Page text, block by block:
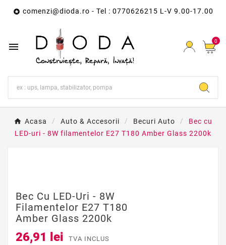
 comenzi@dioda.ro - Tel : 0770626215 L-V 9.00-17.00
 0
Acasa Auto & Accesorii Becuri Auto
Bec cu
LED-uri - 8W filamentelor E27 T180 Amber Glass 2200k
Bec Cu LED-Uri - 8W
Filamentelor E27 T180
Amber Glass 2200k
26,91 lei TVA INCLUS